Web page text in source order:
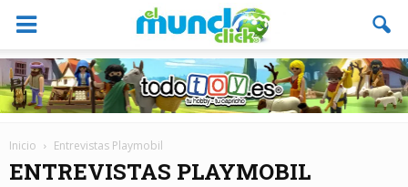
Inicio Entrevistas Playmobil
ENTREVISTAS PLAYMOBIL